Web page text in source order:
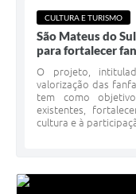
CULTURA E TURISMO
São Mateus do
para fortalecer
O projeto,
valorização das
tem como
existentes,
cultura e à